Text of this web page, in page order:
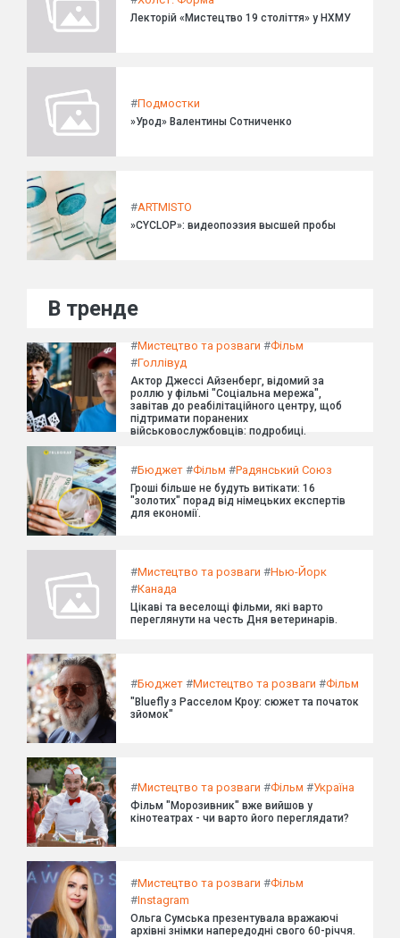
Лекторій «Мистецтво 19 століття» у НХМУ
#Подмостки
»Урод» Валентины Сотниченко
#ARTMISTO
»CYCLOP»: видеопоэзия высшей пробы
В тренде
#Мистецтво та розваги #Фільм
#Голлівуд
Актор Джессі Айзенберг, відомий за
роллю у фільмі "Соціальна мережа",
завітав до реабілітаційного центру, щоб
підтримати поранених
військовослужбовців: подробиці.
#Бюджет #Фільм #Радянський Союз
Гроші більше не будуть витікати: 16
"золотих" порад від німецьких експертів
для економії.
#Мистецтво та розваги #Нью-Йорк
#Канада
Цікаві та веселощі фільми, які варто
переглянути на честь Дня ветеринарів.
#Бюджет #Мистецтво та розваги #Фільм
"Bluefly з Расселом Кроу: сюжет та початок
зйомок"
#Мистецтво та розваги #Фільм #Україна
Фільм "Морозивник" вже вийшов у
кінотеатрах - чи варто його переглядати?
#Мистецтво та розваги #Фільм
#Instagram
Ольга Сумська презентувала вражаючі
архівні знімки напередодні свого 60-річчя.